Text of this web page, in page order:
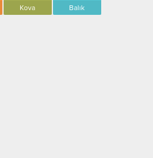
Kova Balık